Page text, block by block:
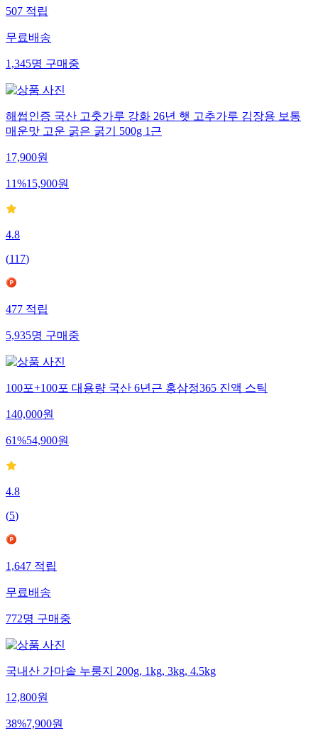
507적립
무료배송
1,345명구매중
해썹인증 국산 고춧가루 강화 26년 햇 고추가루 김장용 보통
매운맛 고운 굵은 굵기 500g 1근
17,900원
11%15,900원
4.8
(117)
477적립
5,935명구매중
100포+100포 대용량 국산 6년근 홍삼정365 진액 스틱
140,000원
61%54,900원
4.8
(5)
1,647적립
무료배송
772명구매중
국내산 가마솥 누룽지 200g, 1kg, 3kg, 4.5kg
12,800원
38%7,900원